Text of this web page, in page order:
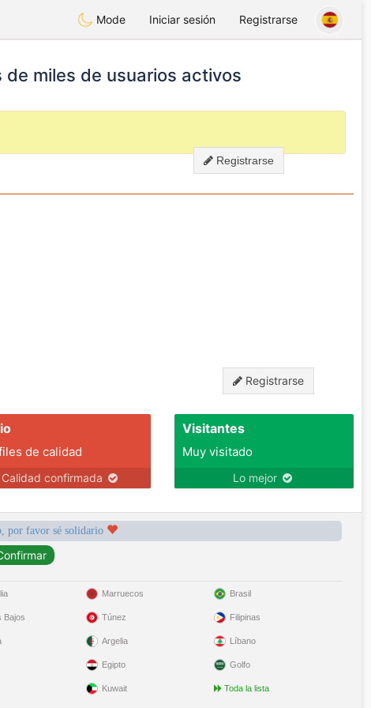
Mode Iniciar sesión Registrarse
miles de usuarios activos
Registrarse
Registrarse
de calidad
Calidad confirmada
Visitantes
Muy visitado
Lo mejor
por favor sé solidario
Bajos
Marruecos
Túnez
Argelia
Egipto
Kuwait
Brasil
Filipinas
Líbano
Golfo
Toda la lista